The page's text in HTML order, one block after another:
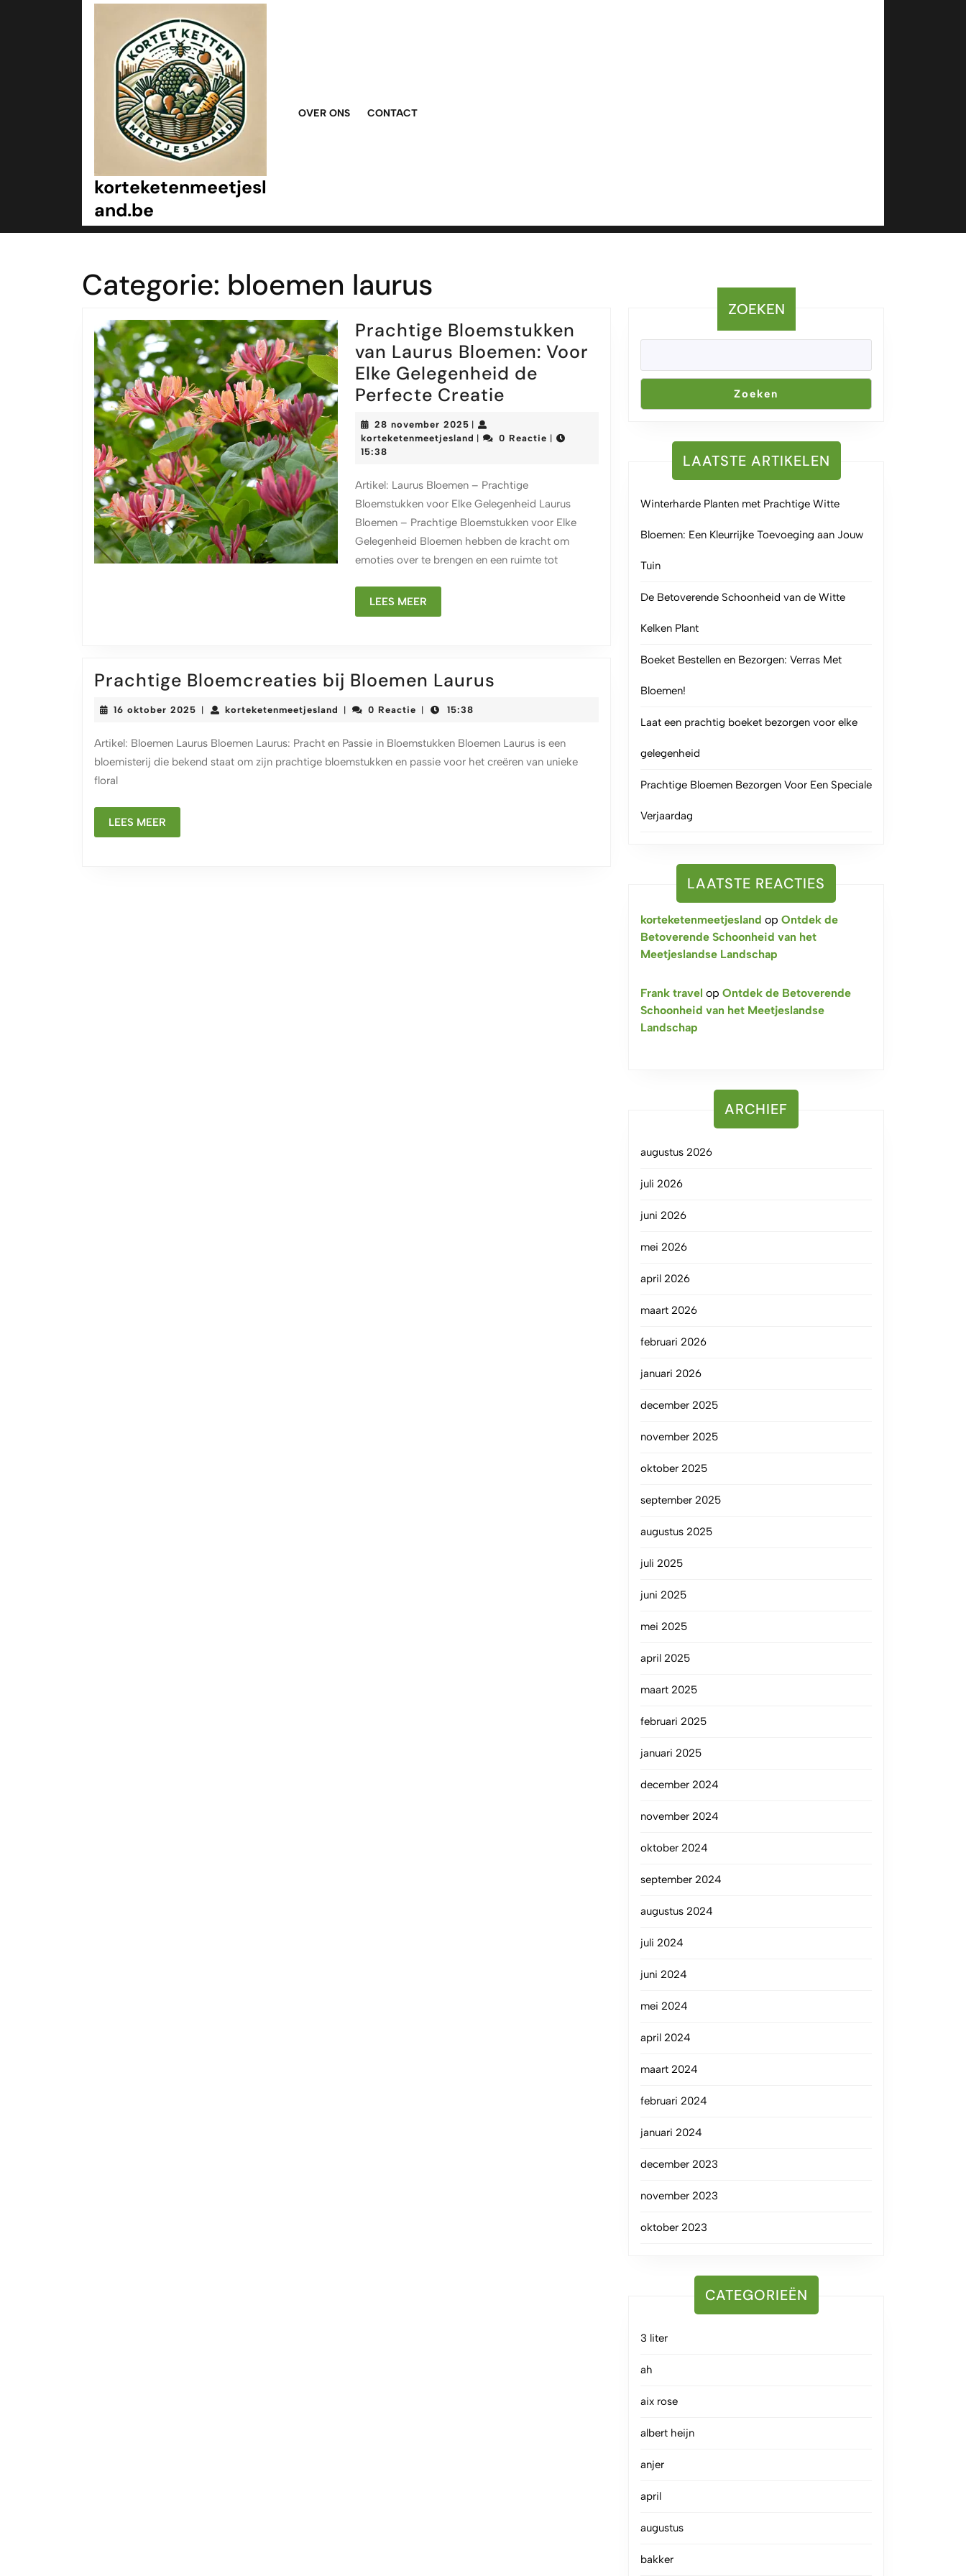
korteketenmeetjesl
and.be
OVER ONS CONTACT
Categorie: bloemen laurus
Prachtige Bloemstukken
van Laurus Bloemen: Voor
Elke Gelegenheid de
Perfecte Creatie
van
Bloemen:
Voor
Elke
Gelegenheid
de
28 november 2025 28
november
korteketenmeetjesland korteketenmeetjesland
0 Reactie
15:38
Artikel: Laurus Bloemen – Prachtige
Bloemstukken voor Elke Gelegenheid Laurus
Bloemen – Prachtige Bloemstukken voor Elke
Gelegenheid Bloemen hebben de kracht om
emoties over te brengen en een ruimte tot
LEES MEER
MEER
Prachtige Bloemcreaties bij Bloemen Laurus
Bloemen
Laurus
16 oktober 2025 16
2025
korteketenmeetjesland korteketenmeetjesland
0 Reactie 15:38
Artikel: Bloemen Laurus Bloemen Laurus: Pracht en Passie in Bloemstukken Bloemen Laurus is een
bloemisterij die bekend staat om zijn prachtige bloemstukken en passie voor het creëren van unieke
floral
LEES MEER
MEER
ZOEKEN
Zoeken
LAATSTE ARTIKELEN
Winterharde Planten met Prachtige Witte
Bloemen: Een Kleurrijke Toevoeging aan Jouw
Tuin
De Betoverende Schoonheid van de Witte
Kelken Plant
Boeket Bestellen en Bezorgen: Verras Met
Bloemen!
Laat een prachtig boeket bezorgen voor elke
gelegenheid
Prachtige Bloemen Bezorgen Voor Een Speciale
Verjaardag
LAATSTE REACTIES
korteketenmeetjesland op Ontdek de
Betoverende Schoonheid van het
Meetjeslandse Landschap
Frank travel op Ontdek de Betoverende
Schoonheid van het Meetjeslandse
Landschap
ARCHIEF
augustus 2026
juli 2026
juni 2026
mei 2026
april 2026
maart 2026
februari 2026
januari 2026
december 2025
november 2025
oktober 2025
september 2025
augustus 2025
juli 2025
juni 2025
mei 2025
april 2025
maart 2025
februari 2025
januari 2025
december 2024
november 2024
oktober 2024
september 2024
augustus 2024
juli 2024
juni 2024
mei 2024
april 2024
maart 2024
februari 2024
januari 2024
december 2023
november 2023
oktober 2023
CATEGORIEËN
3 liter
ah
aix rose
albert heijn
anjer
april
augustus
bakker